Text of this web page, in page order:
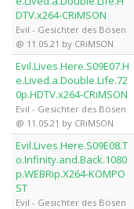
DTV.x264-CRiMSON
Evil - Gesichter des Bösen
@ 11.05.21 by CRiMSON
Evil.Lives.Here.S09E07.H
e.Lived.a.Double.Life.72
0p.HDTV.x264-CRiMSON
Evil - Gesichter des Bösen
@ 11.05.21 by CRiMSON
Evil.Lives.Here.S09E08.T
o.Infinity.and.Back.1080
p.WEBRip.X264-KOMPO
ST
Evil - Gesichter des Bösen